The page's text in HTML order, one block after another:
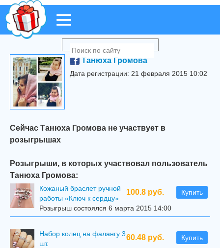
Танюха Громова
Дата регистрации: 21 февраля 2015 10:02
Сейчас Танюха Громова не участвует в
розыгрышах
Розыгрыши, в которых участвовал пользователь
Танюха Громова:
100.8 руб. Купить
Кожаный браслет ручной
работы «Ключ к сердцу»
Розыгрыш состоялся 6 марта 2015 14:00
60.48 руб. Купить
Набор колец на фалангу 3
шт.